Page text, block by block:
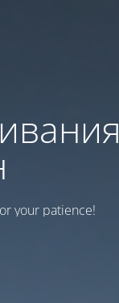
your patience!